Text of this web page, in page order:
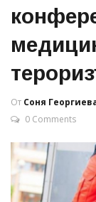
От Соня
0 Comments